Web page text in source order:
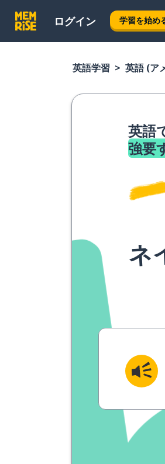
ログイン 学習を始め
英語学習 英語 (ア
英語
強要
ネ